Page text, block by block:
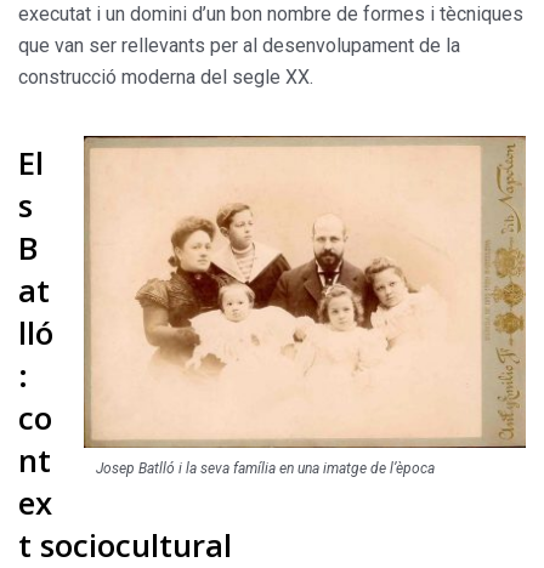
executat i un domini d’un bon nombre de formes i tècni­ques
que van ser rellevants per al desenvolupament de la
construcció moderna del segle XX.
Josep Batlló i la seva família en una imatge de l’època
El
s
B
at
lló
:
co
nt
ex
t sociocultural